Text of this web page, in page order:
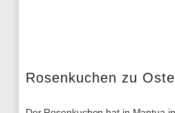
Rosenkuchen zu